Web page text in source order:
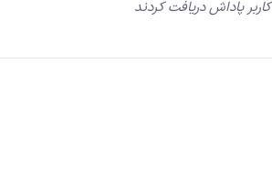
کاربر پاداش دریافت کردند